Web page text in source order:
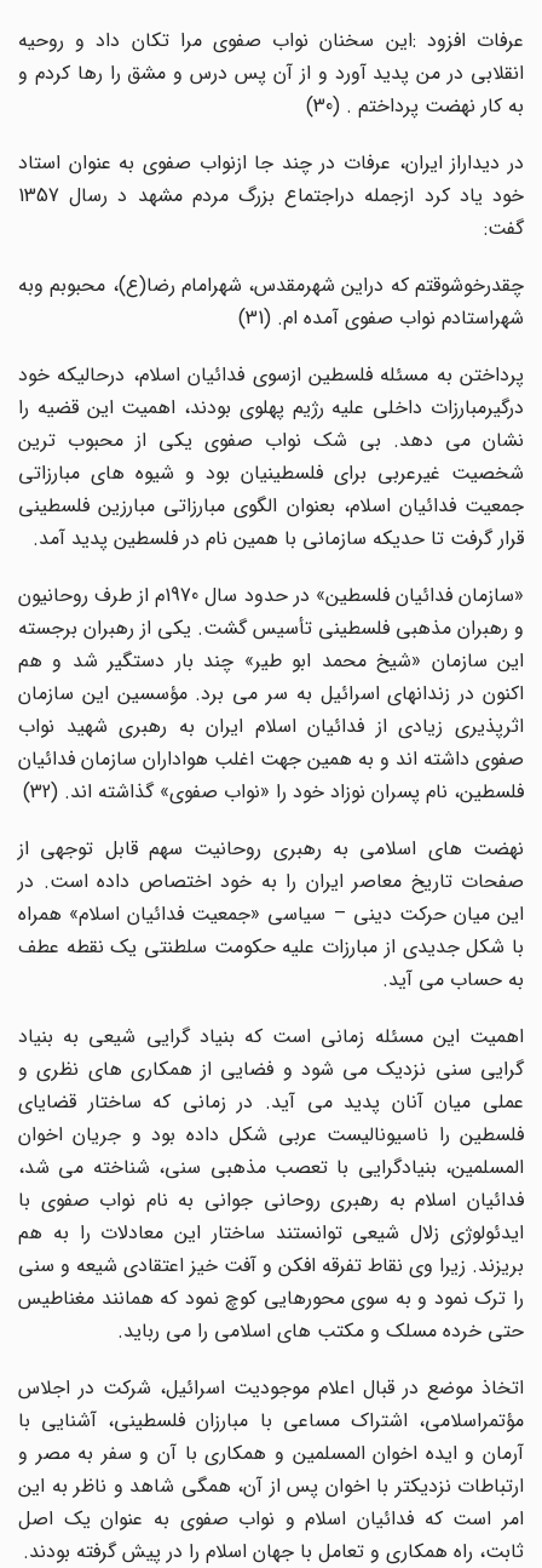
عرفات افزود :این سخنان نواب صفوی مرا تکان داد و روحیه
انقلابی در من پدید آورد و از آن پس درس و مشق را رها کردم و
به کار نهضت پرداختم . (30)
در دیداراز ایران، عرفات در چند جا ازنواب صفوی به عنوان استاد
خود یاد کرد ازجمله دراجتماع بزرگ مردم مشهد د رسال 1357
گفت:
چقدرخوشوقتم که دراین شهرمقدس، شهرامام رضا(ع)، محبوبم وبه
شهراستادم نواب صفوی آمده ام. (31)
پرداختن به مسئله فلسطین ازسوی فدائیان اسلام، درحالیکه خود
درگیرمبارزات داخلی علیه رژیم پهلوی بودند، اهمیت این قضیه را
نشان می دهد. بی شک نواب صفوی یکی از محبوب ترین
شخصیت غیرعربی برای فلسطینیان بود و شیوه های مبارزاتی
جمعیت فدائیان اسلام، بعنوان الگوی مبارزاتی مبارزین فلسطینی
قرار گرفت تا حدیکه سازمانی با همین نام در فلسطین پدید آمد.
«سازمان فدائیان فلسطین» در حدود سال 1970م از طرف روحانیون
و رهبران مذهبی فلسطینی تأسیس گشت. یکی از رهبران برجسته
این سازمان «شیخ محمد ابو طیر» چند بار دستگیر شد و هم
اکنون در زندانهای اسرائیل به سر می برد. مؤسسین این سازمان
اثرپذیری زیادی از فدائیان اسلام ایران به رهبری شهید نواب
صفوی داشته اند و به همین جهت اغلب هواداران سازمان فدائیان
فلسطین، نام پسران نوزاد خود را «نواب صفوی» گذاشته اند. (32)
نهضت های اسلامی به رهبری روحانیت سهم قابل توجهی از
صفحات تاریخ معاصر ایران را به خود اختصاص داده است. در
این میان حرکت دینی – سیاسی «جمعیت فدائیان اسلام» همراه
با شکل جدیدی از مبارزات علیه حکومت سلطنتی یک نقطه عطف
به حساب می آید.
اهمیت این مسئله زمانی است که بنیاد گرایی شیعی به بنیاد
گرایی سنی نزدیک می شود و فضایی از همکاری های نظری و
عملی میان آنان پدید می آید. در زمانی که ساختار قضایای
فلسطین را ناسیونالیست عربی شکل داده بود و جریان اخوان
المسلمین، بنیادگرایی با تعصب مذهبی سنی، شناخته می شد،
فدائیان اسلام به رهبری روحانی جوانی به نام نواب صفوی با
ایدئولوژی زلال شیعی توانستند ساختار این معادلات را به هم
بریزند. زیرا وی نقاط تفرقه افکن و آفت خیز اعتقادی شیعه و سنی
را ترک نمود و به سوی محورهایی کوچ نمود که همانند مغناطیس
حتی خرده مسلک و مکتب های اسلامی را می رباید.
اتخاذ موضع در قبال اعلام موجودیت اسرائیل، شرکت در اجلاس
مؤتمراسلامی، اشتراک مساعی با مبارزان فلسطینی، آشنایی با
آرمان و ایده اخوان المسلمین و همکاری با آن و سفر به مصر و
ارتباطات نزدیکتر با اخوان پس از آن، همگی شاهد و ناظر به این
امر است که فدائیان اسلام و نواب صفوی به عنوان یک اصل
ثابت، راه همکاری و تعامل با جهان اسلام را در پیش گرفته بودند.